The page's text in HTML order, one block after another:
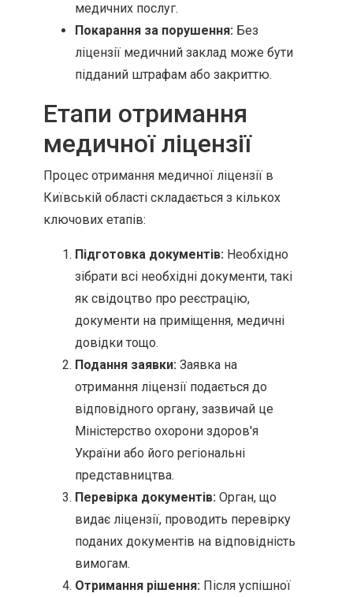
медичних послуг.
Покарання за порушення: Без
ліцензії медичний заклад може бути
підданий штрафам або закриттю.
Етапи отримання
медичної ліцензії
Процес отримання медичної ліцензії в
Київській області складається з кількох
ключових етапів:
Підготовка документів: Необхідно
зібрати всі необхідні документи, такі
як свідоцтво про реєстрацію,
документи на приміщення, медичні
довідки тощо.
Подання заявки: Заявка на
отримання ліцензії подається до
відповідного органу, зазвичай це
Міністерство охорони здоров'я
України або його регіональні
представництва.
Перевірка документів: Орган, що
видає ліцензії, проводить перевірку
поданих документів на відповідність
вимогам.
Отримання рішення: Після успішної